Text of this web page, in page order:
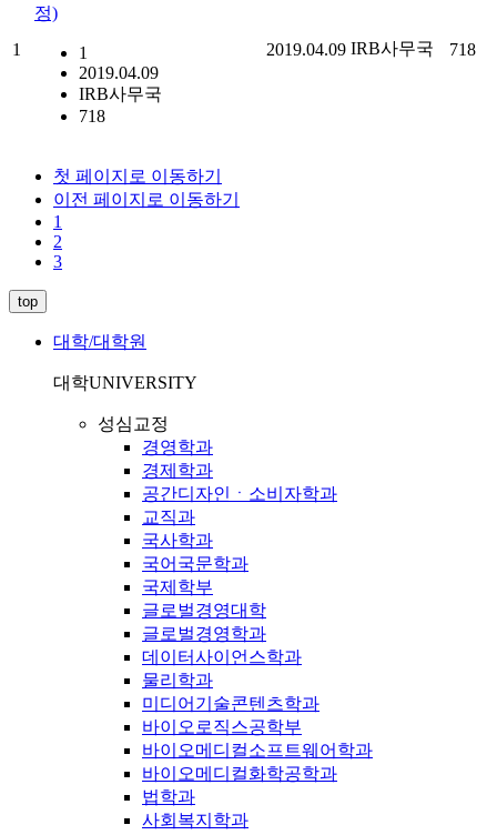
1
정)
1
2019.04.09
IRB사무국
718
2019.04.09 IRB사무국 718
첫 페이지로 이동하기
이전 페이지로 이동하기
1
2
3
top
대학/대학원
대학UNIVERSITY
성심교정
경영학과
경제학과
공간디자인ㆍ소비자학과
교직과
국사학과
국어국문학과
국제학부
글로벌경영대학
글로벌경영학과
데이터사이언스학과
물리학과
미디어기술콘텐츠학과
바이오로직스공학부
바이오메디컬소프트웨어학과
바이오메디컬화학공학과
법학과
사회복지학과